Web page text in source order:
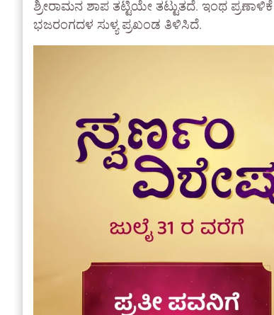
ಶ್ರೀರಾಮನ ಶಾಪ ತಟ್ಟಿಯೇ ತಟ್ಟುತದೆ. ಇಂಥ
ಭಜರಂಗದಳ ಸುಳ್ಯ ಪ್ರಖಂಡ ತಿಳಿಸಿದೆ.